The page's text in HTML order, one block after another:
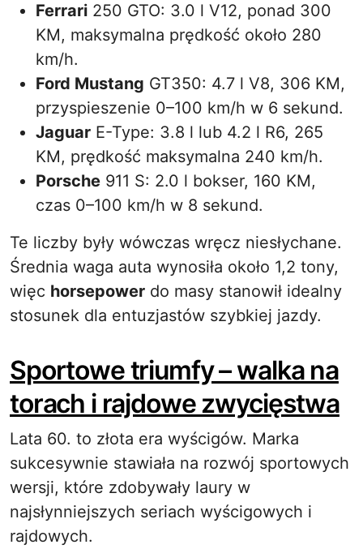
Ferrari 250 GTO: 3.0 l V12, ponad 300
KM, maksymalna prędkość około 280
km/h.
Ford Mustang GT350: 4.7 l V8, 306 KM,
przyspieszenie 0–100 km/h w 6 sekund.
Jaguar E-Type: 3.8 l lub 4.2 l R6, 265
KM, prędkość maksymalna 240 km/h.
Porsche 911 S: 2.0 l bokser, 160 KM,
czas 0–100 km/h w 8 sekund.
Te liczby były wówczas wręcz niesłychane.
Średnia waga auta wynosiła około 1,2 tony,
więc horsepower do masy stanowił idealny
stosunek dla entuzjastów szybkiej jazdy.
Sportowe triumfy – walka na
torach i rajdowe zwycięstwa
Lata 60. to złota era wyścigów. Marka
sukcesywnie stawiała na rozwój sportowych
wersji, które zdobywały laury w
najsłynniejszych seriach wyścigowych i
rajdowych.